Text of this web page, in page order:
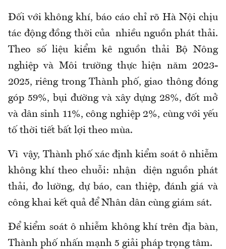
Đối với không khí, báo cáo chỉ rõ Hà Nội chịu
tác động đồng thời của nhiều nguồn phát thải.
Theo số liệu kiểm kê nguồn thải Bộ Nông
nghiệp và Môi trường thực hiện năm 2023-
2025, riêng trong Thành phố, giao thông đóng
góp 59%, bụi đường và xây dựng 28%, đốt mở
và dân sinh 11%, công nghiệp 2%, cùng với yếu
tố thời tiết bất lợi theo mùa.
Vì vậy, Thành phố xác định kiểm soát ô nhiễm
không khí theo chuỗi: nhận diện nguồn phát
thải, đo lường, dự báo, can thiệp, đánh giá và
công khai kết quả để Nhân dân cùng giám sát.
Để kiểm soát ô nhiễm không khí trên địa bàn,
Thành phố nhấn mạnh 5 giải pháp trọng tâm.